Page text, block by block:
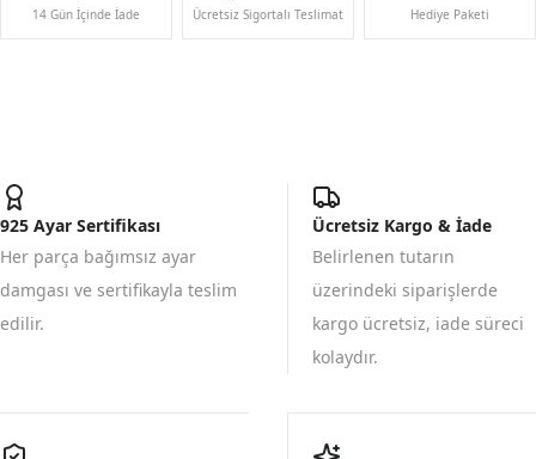
14 Gün İçinde İade
Ücretsiz Sigortalı Teslimat
Hediye Paketi
925 Ayar Sertifikası
Her parça bağımsız ayar
damgası ve sertifikayla teslim
edilir.
Ücretsiz Kargo & İade
Belirlenen tutarın
üzerindeki siparişlerde
kargo ücretsiz, iade süreci
kolaydır.